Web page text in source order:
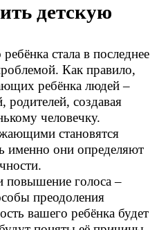
детскую
стала в последнее
Как правило,
ребёнка людей –
родителей, создавая
человечку.
становятся
именно они определяют
голоса –
преодоления
вашего ребёнка будет